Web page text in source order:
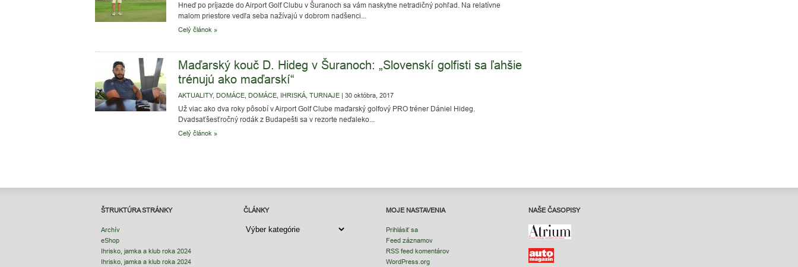
Hneď po príjazde do Airport Golf Clubu v Šuranoch sa vám naskytne netradičný pohľad. Na relatívne
malom priestore vedľa seba nažívajú v dobrom nadšenci...
Celý článok »
Maďarský kouč D. Hideg v Šuranoch: „Slovenskí golfisti sa ľahšie
trénujú ako maďarskí“
AKTUALITY, DOMÁCE, DOMÁCE, IHRISKÁ, TURNAJE | 30 októbra, 2017
Už viac ako dva roky pôsobí v Airport Golf Clube maďarský golfový PRO tréner Dániel Hideg.
Dvadsaťšesťročný rodák z Budapešti sa v rezorte neďaleko...
Celý článok »
ŠTRUKTÚRA STRÁNKY
Archív
eShop
Ihrisko, jamka a klub roka 2024
Ihrisko, jamka a klub roka 2024
ČLÁNKY
ČLÁNKY
MOJE NASTAVENIA
Prihlásiť sa
Feed záznamov
RSS feed komentárov
WordPress.org
NAŠE ČASOPISY